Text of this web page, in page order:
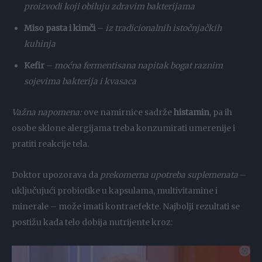
proizvodi koji obiluju zdravim bakterijama
Miso pasta i kimči– iz tradicionalnih istočnjačkih
kuhinja
Kefir – moćna fermentisana napitak bogat raznim
sojevima bakterija i kvasaca
Važna napomena: ove namirnice sadržehistamin, pa ih
osobe sklone alergijama treba konzumirati umerenije i
pratiti reakcije tela.
Doktor upozorava da prekomerna upotreba suplemenata –
uključujući probiotike u kapsulama, multivitamine i
minerale – može imati kontraefekte. Najbolji rezultati se
postižu kada telo dobija nutrijente kroz: